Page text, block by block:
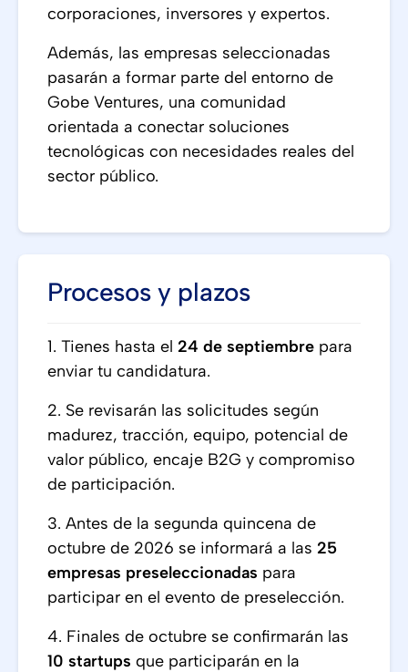
corporaciones, inversores y expertos.
Además, las empresas seleccionadas
pasarán a formar parte del entorno de
Gobe Ventures, una comunidad
orientada a conectar soluciones
tecnológicas con necesidades reales del
sector público.
Procesos y plazos
1. Tienes hasta el 24 de septiembre para
enviar tu candidatura.
2. Se revisarán las solicitudes según
madurez, tracción, equipo, potencial de
valor público, encaje B2G y compromiso
de participación.
3. Antes de la segunda quincena de
octubre de 2026 se informará a las 25
empresas preseleccionadas para
participar en el evento de preselección.
4. Finales de octubre se confirmarán las
10 startups que participarán en la